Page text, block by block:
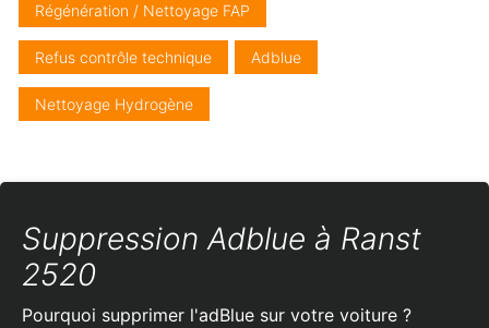
Régénération / Nettoyage FAP
Refus contrôle technique Adblue
Nettoyage Hydrogène
Suppression Adblue à Ranst
2520
Pourquoi supprimer l'adBlue sur votre voiture ?